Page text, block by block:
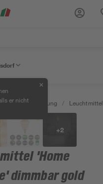
er nicht
✕
/ Beleuchtung / Leuchtmittel
+2
'Home
dimmbar gold